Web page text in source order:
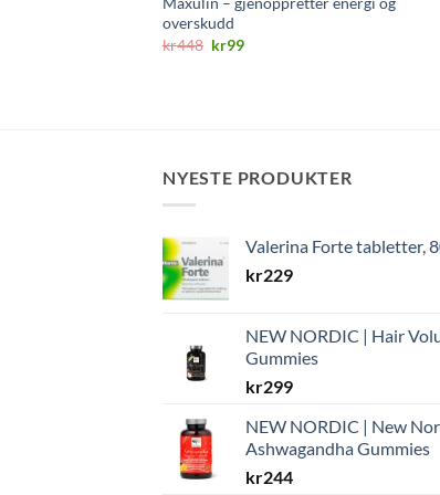
overskudd
kr448 Opprinnelig
kr99Nåværende
NYESTE PRODUKTER
Valerina Forte tabletter,
kr229
NEW NORDIC | Hair
Gummies
kr299
NEW NORDIC | New
Ashwagandha Gummies
kr244